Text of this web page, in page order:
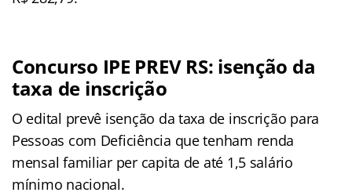
Concurso IPE PREV RS: isenção da
taxa de inscrição
O edital prevê isenção da taxa de inscrição para
Pessoas com Deficiência que tenham renda
mensal familiar per capita de até 1,5 salário
mínimo nacional.